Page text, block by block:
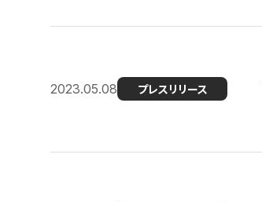
2023.05.08 プレスリリース